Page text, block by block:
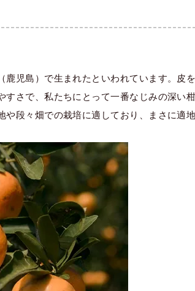
鹿児島）で生まれたといわれています。皮
すさで、私たちにとって一番なじみの深い
段々畑での栽培に適しており、まさに適地